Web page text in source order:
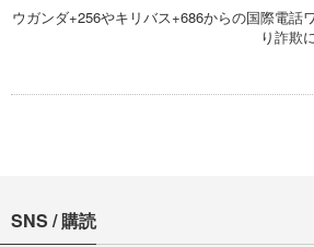
ウガンダ+256やキリバス+686からの国際電話
り詐欺
SNS / 購読